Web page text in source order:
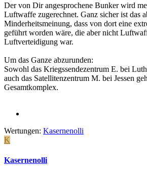
Der von Dir angesprochene Bunker wird
Luftwaffe zugerechnet. Ganz sicher ist das
Minderheitsmeinung, dass von dort eine
geführt worden wäre, die aber nicht
Luftverteidigung war.
Um das Ganze abzurunden:
Sowohl das Kriegssendezentrum E. bei
auch das Satellitenzentrum M. bei Jessen
Gesamtkomplex.
Wertungen: Kasernenolli
K
Kasernenolli